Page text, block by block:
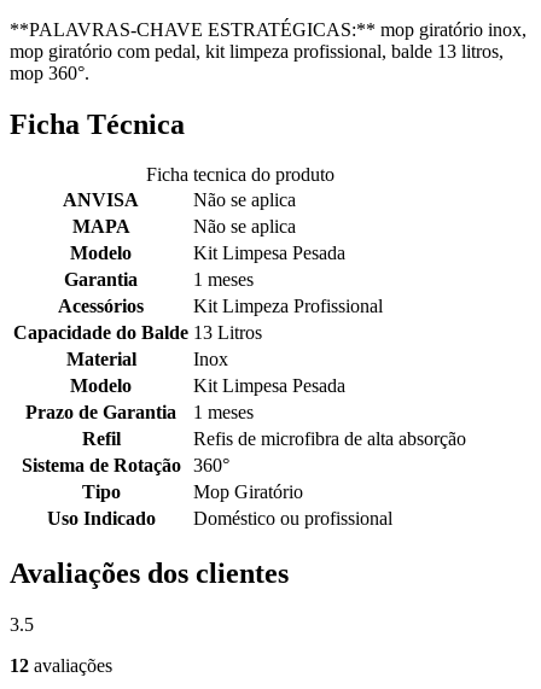
**PALAVRAS-CHAVE ESTRATÉGICAS:** mop giratório inox,
mop giratório com pedal, kit limpeza profissional, balde 13 litros,
mop 360°.
Ficha Técnica
Ficha tecnica do produto
ANVISA
Não se aplica
MAPA
Não se aplica
Modelo
Kit Limpesa Pesada
Garantia
1 meses
Acessórios
Kit Limpeza Profissional
Capacidade do Balde 13 Litros
Material
Inox
Modelo
Kit Limpesa Pesada
Prazo de Garantia
1 meses
Refil
Refis de microfibra de alta absorção
Sistema de Rotação
360°
Tipo
Mop Giratório
Uso Indicado
Doméstico ou profissional
Avaliações dos clientes
3.5
12 avaliações